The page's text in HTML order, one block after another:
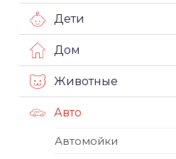
Дети
Дом
Животные
Авто
Автомойки